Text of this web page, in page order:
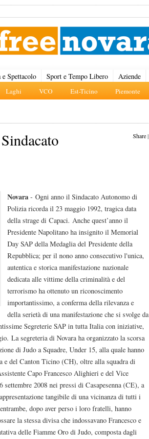
Laghi VCO Est-Ticino Piemonte
Spettacolo Sport e Tempo Libero Aziende
Share|
Novara - Ogni anno il Sindacato Autonomo di
Polizia ricorda il 23 maggio 1992, tragica data
della strage di Capaci. Anche quest’anno il
Presidente Napolitano ha insignito il Memorial
Day SAP della Medaglia del Presidente della
Repubblica; per il nono anno consecutivo l'unica,
autentica e storica manifestazione nazionale
dedicata alle vittime della criminalità e del
terrorismo ha ottenuto un riconoscimento
importantissimo, a conferma della rilevanza e
della serietà di una manifestazione che si svolge da
Segreterie SAP in tutta Italia con iniziative,
La segreteria di Novara ha organizzato la scorsa
di Judo a Squadre, Under 15, alla quale hanno
e del Canton Ticino (CH), oltre alla squadra di
Capo Francesco Alighieri e del Vice
2008 nei pressi di Casapesenna (CE), a
tangibile di una vicinanza di tutti i
dopo aver perso i loro fratelli, hanno
la stessa divisa che indossavano Francesco e
delle Fiamme Oro di Judo, composta dagli